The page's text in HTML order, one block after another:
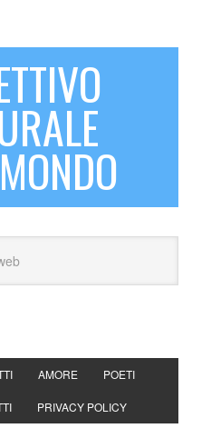
AMORE POETI
PRIVACY POLICY